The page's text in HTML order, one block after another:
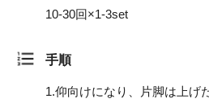
10-30回×1-3set
手順
1.仰向けになり、片脚は上げ